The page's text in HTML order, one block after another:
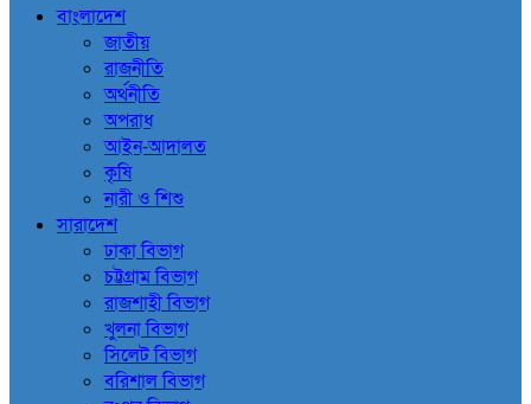
বাংলাদেশ
জাতীয়
রাজনীতি
অর্থনীতি
অপরাধ
আইন-আদালত
কৃষি
নারী ও শিশু
সারাদেশ
ঢাকা বিভাগ
চট্টগ্রাম বিভাগ
রাজশাহী বিভাগ
খুলনা বিভাগ
সিলেট বিভাগ
বরিশাল বিভাগ